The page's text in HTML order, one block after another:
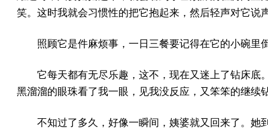
笑。这时我就会习惯性的把它抱起来，然后轻声对它说
照顾它是件麻烦事，一日三餐要记得在它的小碗
它每天都有无尽乐趣，这不，现在又迷上了钻床底
黑溜溜的眼珠看了我一眼，见我没反应，又笨笨的继续
不知过了多久，好像一瞬间，姨婆就又回来了。她